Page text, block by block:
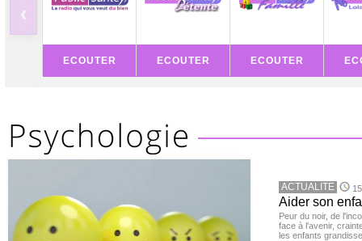
‹
ECOUTER ECOUTER ECOUTER
ACTUALITE
Aider son
Peur du noir, de
face à l'avenir,
les enfants